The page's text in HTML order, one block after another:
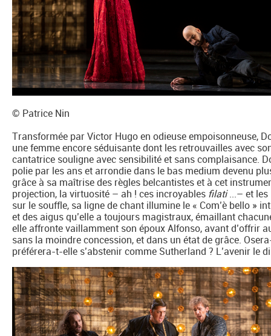
© Patrice Nin
Transformée par Victor Hugo en odieuse empoisonneuse,
une femme encore séduisante dont les retrouvailles avec
cantatrice souligne avec sensibilité et sans complaisance.
polie par les ans et arrondie dans le bas medium devenu
grâce à sa maîtrise des règles belcantistes et à cet
projection, la virtuosité – ah ! ces incroyables filati...– et les
sur le souffle, sa ligne de chant illumine le « Com’è bello »
et des aigus qu’elle a toujours magistraux, émaillant
elle affronte vaillamment son époux Alfonso, avant d’offrir
sans la moindre concession, et dans un état de grâce.
préférera-t-elle s’abstenir comme Sutherland ? L’avenir le